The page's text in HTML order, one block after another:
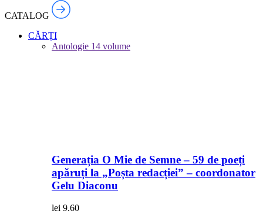
CATALOG
CĂRȚI
Antologie 14 volume
Generația O Mie de Semne – 59 de poeți
apăruți la „Poșta redacției” – coordonator
Gelu Diaconu
lei 9.60